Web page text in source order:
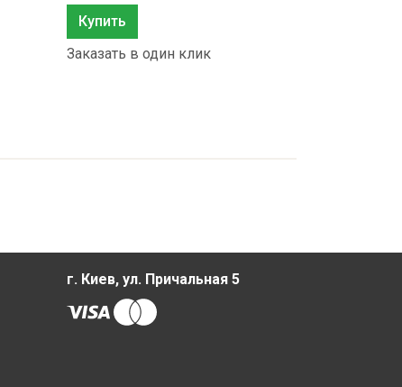
Купить
Заказать в один клик
г. Киев, ул. Причальная 5